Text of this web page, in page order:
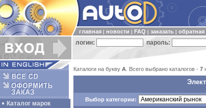
главная новости FAQ заказать обратная
логин: пароль:
Каталог марок
Каталоги на букву A . Всего выбрано каталогов - 7
Выбор категории: